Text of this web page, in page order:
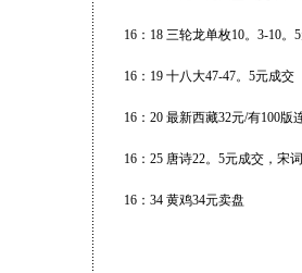
16：18 三轮龙单枚10。3-10。
16：19 十八大47-47。5元成交
16：20 最新西藏32元/有100版
16：25 唐诗22。5元成交，宋
16：34 黄鸡34元卖盘